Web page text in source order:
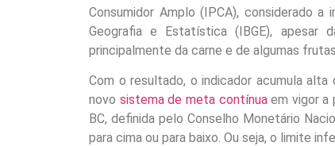
Consumidor Amplo (IPCA), considerado a
Geografia e Estatística (IBGE),
principalmente da carne e de algumas
Com o resultado, o indicador acumula
novo sistema de meta contínuaem vigor a
BC, definida pelo Conselho Monetário
para cima ou para baixo. Ou seja, o limite